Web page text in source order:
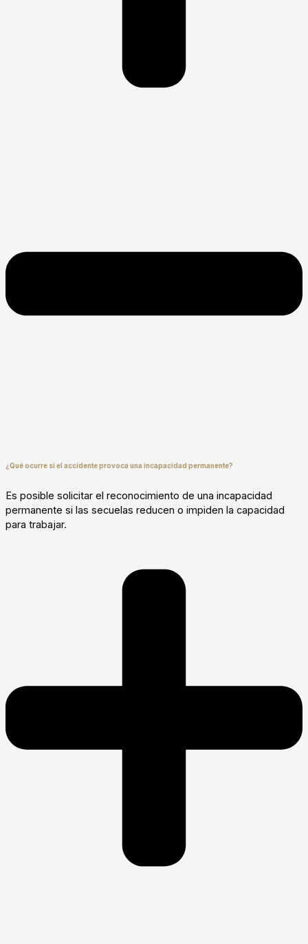
¿Qué ocurre si el accidente provoca una incapacidad permanente?
Es posible solicitar el reconocimiento de una incapacidad
permanente si las secuelas reducen o impiden la capacidad
para trabajar.